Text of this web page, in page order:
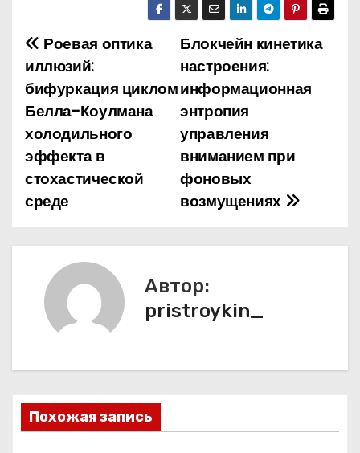
Н
а
в
и
г
а
ц
з
Блокчейн кинетика
настроения:
информационная
энтропия
управления
вниманием при
фоновых
возмущениях
Роевая оптика
иллюзий:
бифуркация циклом
Белла-Коулмана
холодильного
эффекта в
стохастической
среде
Автор:
pristroykin_
Похожая запись